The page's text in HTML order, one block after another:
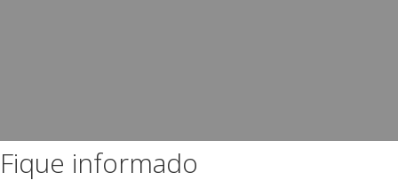
Fique informado